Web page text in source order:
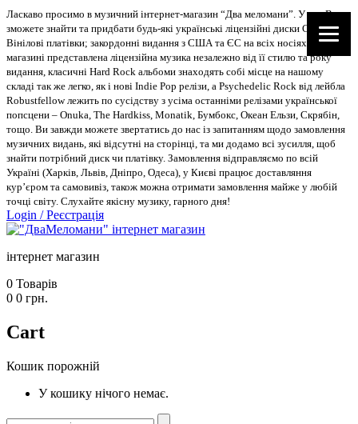
Ласкаво просимо в музичний інтернет-магазин “Два меломани”. У нас Ви
зможете знайти та придбати будь-які українські ліцензійні диски CD, DVD,
Вінілові платівки; закордонні видання з США та ЄС на всіх носіях. В
магазині представлена ліцензійна музика незалежно від її стилю та року
видання, класичні Hard Rock альбоми знаходять собі місце на нашому
складі так же легко, як і нові Indie Pop релізи, а Psychedelic Rock від лейбла
Robustfellow лежить по сусідству з усіма останніми релізами української
попсцени – Onuka, The Hardkiss, Monatik, Бумбокс, Океан Ельзи, Скрябін,
тощо. Ви завжди можете звертатись до нас із запитанням щодо замовлення
музичних видань, які відсутні на сторінці, та ми додамо всі зусилля, щоб
знайти потрібний диск чи платівку. Замовлення відправляємо по всій
Україні (Харків, Львів, Дніпро, Одеса), у Києві працює доставляння
кур’єром та самовивіз, також можна отримати замовлення майже у любій
точці світу. Слухайте якісну музику, гарного дня!
Login /Реєстрація
інтернет магазин
0 Товарів
0 0 грн.
Cart
Кошик порожній
У кошику нічого немає.